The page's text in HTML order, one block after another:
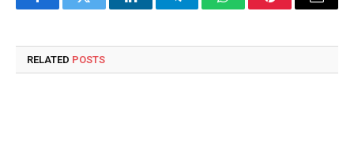
FacebookTwitter LinkedInTelegramWhatsAppPinterestEmail
RELATED POSTS